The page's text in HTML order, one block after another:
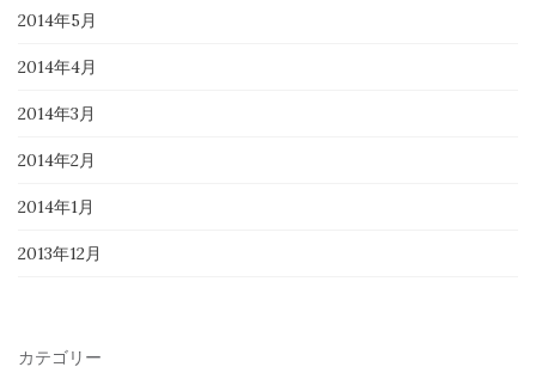
2014年5月
2014年4月
2014年3月
2014年2月
2014年1月
2013年12月
カテゴリー